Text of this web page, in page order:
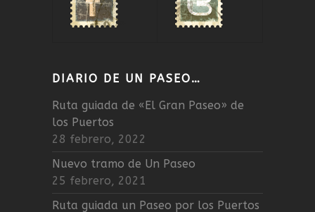
DIARIO DE UN PASEO…
Ruta guiada de «El Gran Paseo» de
los Puertos
28 febrero, 2022
Nuevo tramo de Un Paseo
25 febrero, 2021
Ruta guiada un Paseo por los Puertos